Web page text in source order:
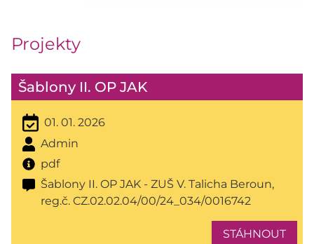
Projekty
Šablony II. OP JAK
01. 01. 2026
Admin
pdf
Šablony II. OP JAK - ZUŠ V. Talicha Beroun,
reg.č. CZ.02.02.04/00/24_034/0016742
STÁHNOUT